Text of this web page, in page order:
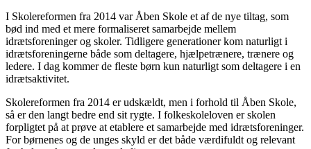
I Skolereformen fra 2014 var Åben Skole et af de nye tiltag, som
bød ind med et mere formaliseret samarbejde mellem
idrætsforeninger og skoler. Tidligere generationer kom naturligt i
idrætsforeningerne både som deltagere, hjælpetrænere, trænere og
ledere. I dag kommer de fleste børn kun naturligt som deltagere i en
idrætsaktivitet.
Skolereformen fra 2014 er udskældt, men i forhold til Åben Skole,
så er den langt bedre end sit rygte. I folkeskoleloven er skolen
forpligtet på at prøve at etablere et samarbejde med idrætsforeninger.
For børnenes og de unges skyld er det både værdifuldt og relevant